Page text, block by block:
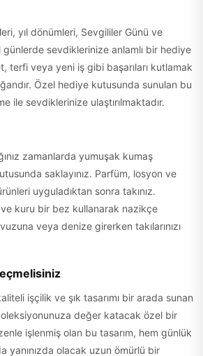
yıl dönümleri, Sevgililer Günü ve
sevdiklerinize anlamlı bir hediye
terfi veya yeni iş gibi başarıları kutlamak
Özel hediye kutusunda sunulan bu
ile sevdiklerinize ulaştırılmaktadır.
zamanlarda yumuşak kumaş
saklayınız. Parfüm, losyon ve
uyguladıktan sonra takınız.
kuru bir bez kullanarak nazikçe
veya denize girerken takılarınızı
işçilik ve şık tasarımı bir arada sunan
değer katacak özel bir
işlenmiş olan bu tasarım, hem günlük
yanınızda olacak uzun ömürlü bir